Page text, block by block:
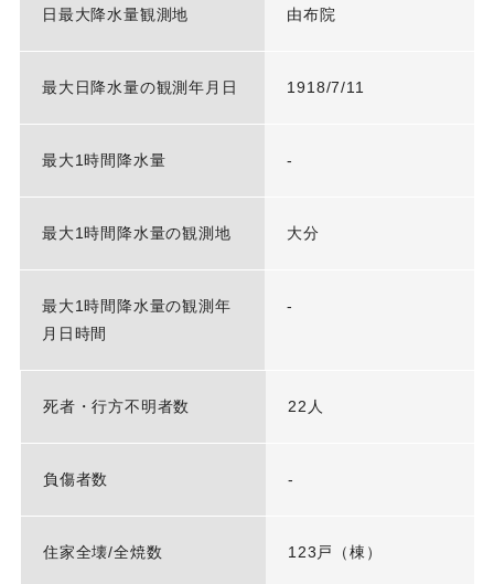
日最大降水量観測地 由布院
最大日降水量の観測年月日 1918/7/11
最大1時間降水量 -
最大1時間降水量の観測地 大分
最大1時間降水量の観測年
月日時間
-
死者・行方不明者数 22人
負傷者数 -
住家全壊/全焼数 123戸（棟）